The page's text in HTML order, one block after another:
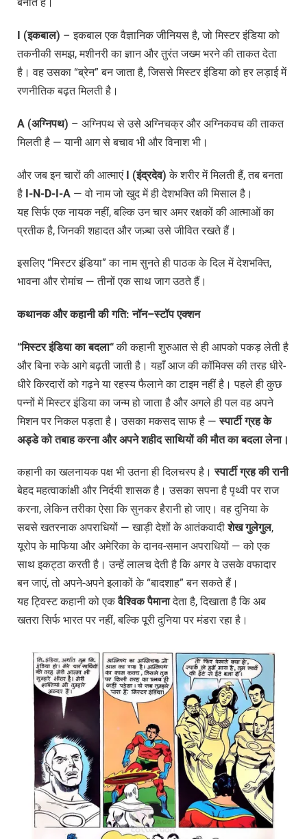
बनाते हैं।
I (इकबाल) – इकबाल एक वैज्ञानिक जीनियस है, जो मिस्टर इंडिया को
तकनीकी समझ, मशीनरी का ज्ञान और तुरंत जख्म भरने की ताकत देता
है। वह उसका “ब्रेन” बन जाता है, जिससे मिस्टर इंडिया को हर लड़ाई में
रणनीतिक बढ़त मिलती है।
A (अग्निपथ) – अग्निपथ से उसे अग्निचक्र और अग्निकवच की ताकत
मिलती है — यानी आग से बचाव भी और विनाश भी।
और जब इन चारों की आत्माएं I (इंद्रदेव) के शरीर में मिलती हैं, तब बनता
है I-N-D-I-A — वो नाम जो खुद में ही देशभक्ति की मिसाल है।
यह सिर्फ एक नायक नहीं, बल्कि उन चार अमर रक्षकों की आत्माओं का
प्रतीक है, जिनकी शहादत और जज़्बा उसे जीवित रखते हैं।
इसलिए “मिस्टर इंडिया” का नाम सुनते ही पाठक के दिल में देशभक्ति,
भावना और रोमांच — तीनों एक साथ जाग उठते हैं।
कथानक और कहानी की गति:नॉन–स्टॉप एक्शन
“मिस्टर इंडिया का बदला“की कहानी शुरुआत से ही आपको पकड़ लेती है
और बिना रुके आगे बढ़ती जाती है। यहाँ आज की कॉमिक्स की तरह धीरे-
धीरे किरदारों को गढ़ने या रहस्य फैलाने का टाइम नहीं है। पहले ही कुछ
पन्नों में मिस्टर इंडिया का जन्म हो जाता है और अगले ही पल वह अपने
मिशन पर निकल पड़ता है। उसका मकसद साफ है —स्पार्टी ग्रह के
अड्डे को तबाह करना और अपने शहीद साथियों की मौत का बदला लेना।
कहानी का खलनायक पक्ष भी उतना ही दिलचस्प है।स्पार्टी ग्रह की रानी
बेहद महत्वाकांक्षी और निर्दयी शासक है। उसका सपना है पृथ्वी पर राज
करना, लेकिन तरीका ऐसा कि सुनकर हैरानी हो जाए। वह दुनिया के
सबसे खतरनाक अपराधियों — खाड़ी देशों के आतंकवादीशेख गुलेगुल,
यूरोप के माफिया और अमेरिका के दानव-समान अपराधियों — को एक
साथ इकट्ठा करती है। उन्हें लालच देती है कि अगर वे उसके वफादार
बन जाएं, तो अपने-अपने इलाकों के “बादशाह” बन सकते हैं।
यह ट्विस्ट कहानी को एकवैश्विक पैमानादेता है, दिखाता है कि अब
खतरा सिर्फ भारत पर नहीं, बल्कि पूरी दुनिया पर मंडरा रहा है।